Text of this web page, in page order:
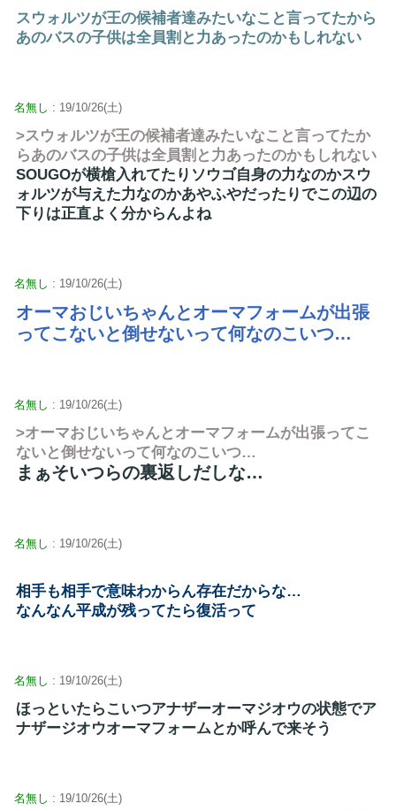
スウォルツが王の候補者達みたいなこと言ってたから
あのバスの子供は全員割と力あったのかもしれない
名無し : 19/10/26(土)
>スウォルツが王の候補者達みたいなこと言ってたか
らあのバスの子供は全員割と力あったのかもしれない
SOUGOが横槍入れてたりソウゴ自身の力なのかスウ
ォルツが与えた力なのかあやふやだったりでこの辺の
下りは正直よく分からんよね
名無し : 19/10/26(土)
オーマおじいちゃんとオーマフォームが出張
ってこないと倒せないって何なのこいつ…
名無し : 19/10/26(土)
>オーマおじいちゃんとオーマフォームが出張ってこ
ないと倒せないって何なのこいつ…
まぁそいつらの裏返しだしな…
名無し : 19/10/26(土)
相手も相手で意味わからん存在だからな…
なんなん平成が残ってたら復活って
名無し : 19/10/26(土)
ほっといたらこいつアナザーオーマジオウの状態でア
ナザージオウオーマフォームとか呼んで来そう
名無し : 19/10/26(土)